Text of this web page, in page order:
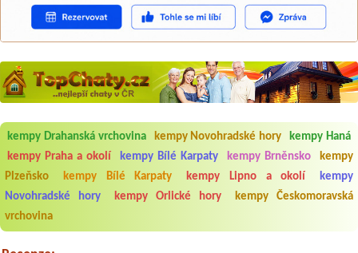
kempy Drahanská vrchovina kempy Novohradské hory
kempy Haná
kempy Praha a okolí
kempy Bílé Karpaty kempy Brněnsko
kempy
Plzeňsko
kempy Bílé Karpaty kempy Lipno a okolí
kempy
Novohradské hory
kempy Orlické hory
kempy Českomoravská
vrchovina
Aneta Melicharová ***
Byli jsme zde v týdnu od 25.7. do 1.8. 2026. Kemp jako takový je pěkný.
V umývárně i na WC bylo vždy čisto, doplněný papír i utěrky, což při
množství návštěvníků není samozřejmost. V kempu je obchod a
restaurace, kebab a další občerstvení. Co nás ale velice zklamalo byl
ubytovaných. Přes den jsem si připadala jak na pouti- z každého koutu